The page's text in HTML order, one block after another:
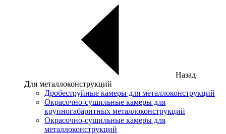
Назад
Для металлоконструкций
Дробеструйные камеры для металлоконструкций
Окрасочно-сушильные камеры для
крупногабаритных металлоконструкций
Окрасочно-сушильные камеры для
металлоконструкций